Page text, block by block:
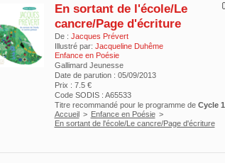
En sortant de l'école/Le
cancre/Page d'écriture
De : Jacques Prévert
Illustré par: Jacqueline Duhême
Enfance en Poésie
Gallimard Jeunesse
Date de parution : 05/09/2013
Prix : 7.5 €
Code SODIS : A65533
Titre recommandé pour le programme de Cycle 1
Accueil > Enfance en Poésie >
En sortant de l'école/Le cancre/Page d'écriture